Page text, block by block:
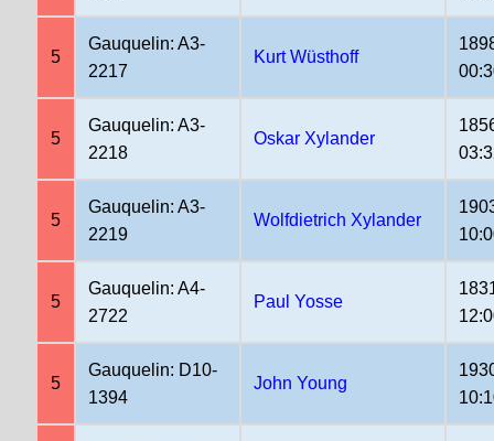
5
Gauquelin: A3-
2217
Kurt Wüsthoff
5
Gauquelin: A3-
2218
Oskar Xylander
5
Gauquelin: A3-
2219
Wolfdietrich Xylander
5
Gauquelin: A4-
2722
Paul Yosse
5
Gauquelin: D10-
1394
John Young